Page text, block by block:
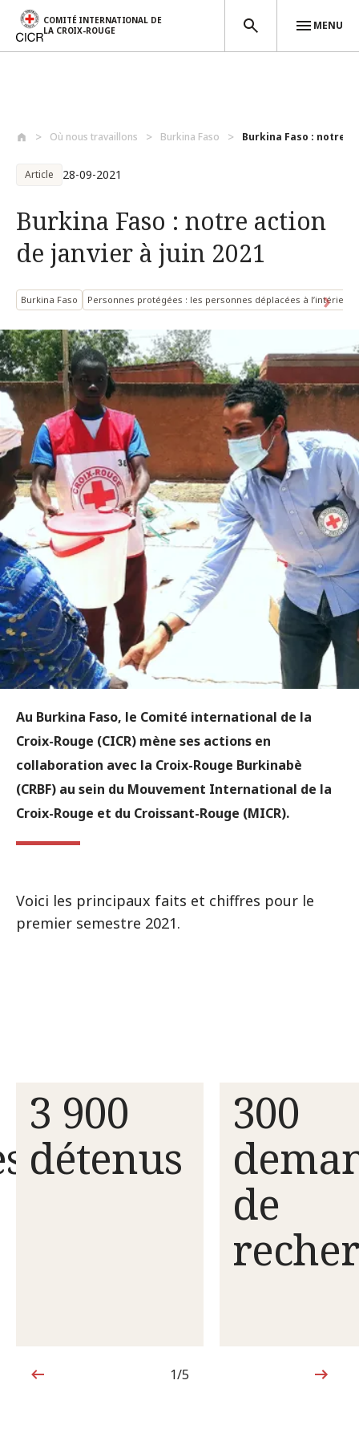
COMITÉ INTERNATIONAL DE
LA CROIX-ROUGE
MENU
Où nous travaillons Burkina Faso Burkina Faso : notre
Article 28-09-2021
Burkina Faso : notre action
de janvier à juin 2021
Burkina Faso Personnes protégées : les personnes déplacées à l’intérieur
Au Burkina Faso, le Comité international de la
Croix-Rouge (CICR) mène ses actions en
collaboration avec la Croix-Rouge Burkinabè
(CRBF) au sein du Mouvement International de la
Croix-Rouge et du Croissant-Rouge (MICR).
Voici les principaux faits et chiffres pour le
premier semestre 2021.
3 900
détenus
300
de
1sur5
1/5